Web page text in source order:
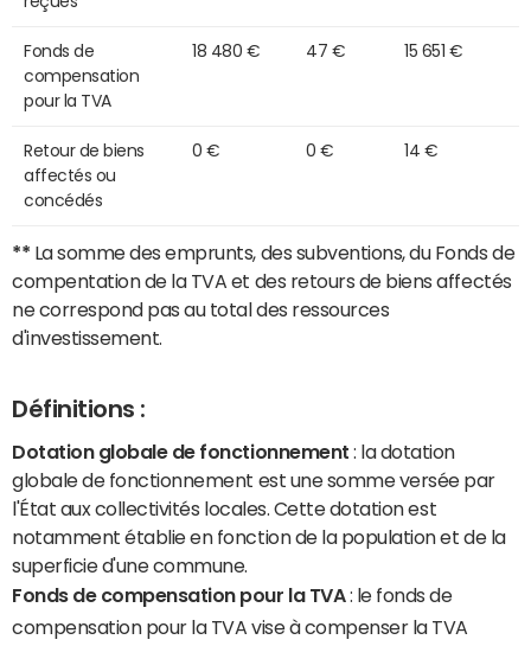
Fonds de
compensation
pour la TVA
18 480 € 47 € 15 651 €
Retour de biens
affectés ou
concédés
0 € 0 € 14 €
** La somme des emprunts, des subventions, du Fonds de
compentation de la TVA et des retours de biens affectés
ne correspond pas au total des ressources
d'investissement.
Définitions :
Dotation globale de fonctionnement : la dotation
globale de fonctionnement est une somme versée par
l'État aux collectivités locales. Cette dotation est
notamment établie en fonction de la population et de la
superficie d'une commune.
Fonds de compensation pour la TVA: le fonds de
compensation pour la TVA vise à compenser la TVA